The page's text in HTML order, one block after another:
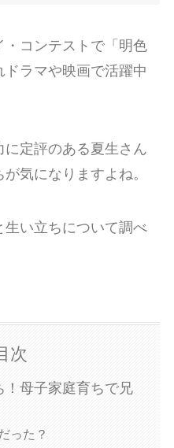
・コンテストで「明色
ラマや映画で活躍中
定評のある夏生さん
気になりますよね。
い立ちについて調べ
次
！母子家庭育ちで兄
った？